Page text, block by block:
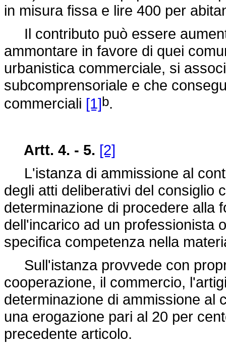
in misura fissa e lire 400 per
Il contributo può essere
ammontare in favore di quei
urbanistica commerciale, si
subcomprensoriale e che
commerciali [1]b.
Artt. 4. - 5. [2]
L'istanza di ammissione al
degli atti deliberativi del consiglio
determinazione di procedere alla
dell'incarico ad un professionista
specifica competenza nella
Sull'istanza provvede con
cooperazione, il commercio,
determinazione di ammissione al
una erogazione pari al 20 per
precedente articolo.